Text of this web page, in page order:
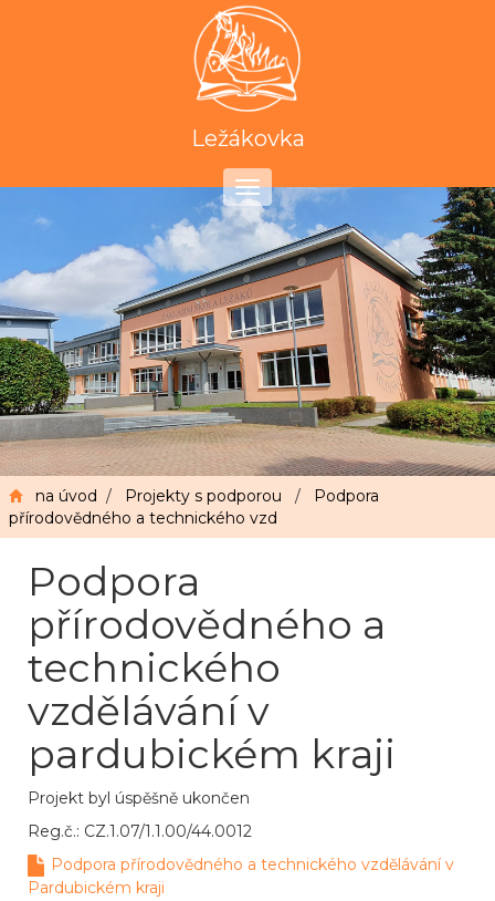
Ležákovka
Toggle
navigation
na úvod / Projekty s podporou / Podpora
přírodovědného a technického vzd
Podpora
přírodovědného a
technického
vzdělávání v
pardubickém kraji
Projekt byl úspěšně ukončen
Reg.č.: CZ.1.07/1.1.00/44.0012
Podpora přírodovědného a technického vzdělávání v
Pardubickém kraji